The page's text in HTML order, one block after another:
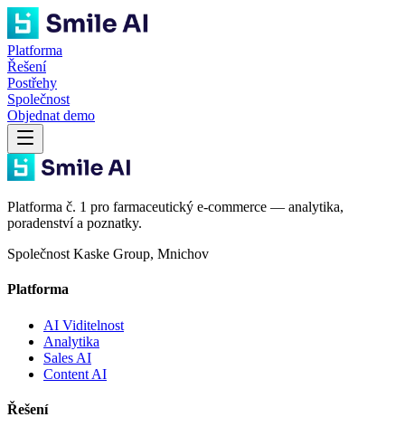
Platforma
Řešení
Postřehy
Společnost
Objednat demo
Platforma č. 1 pro farmaceutický e-commerce — analytika,
poradenství a poznatky.
Společnost Kaske Group, Mnichov
Platforma
AI Viditelnost
Analytika
Sales AI
Content AI
Řešení